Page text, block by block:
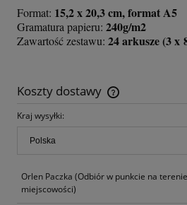
Format: 15,2 x 20,3 cm, format A5
Gramatura papieru: 240g/m2
Zawartość zestawu: 24 arkusze (3 x
Koszty dostawy
Cena nie zawiera ewentualnych
Kraj wysyłki:
Orlen Paczka (Odbiór w punkcie na
miejscowości)